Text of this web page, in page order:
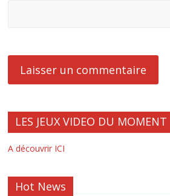
LES JEUX VIDEO DU MOMENT
A découvrir ICI
Hot News